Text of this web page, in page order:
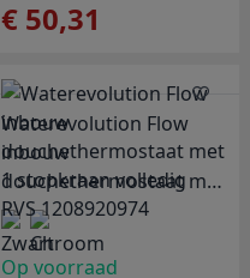
€ 50,31
Waterevolution Flow
inbouw
douchethermostaat met
1 stopkraan volledig
RVS 1208920974
Op voorraad